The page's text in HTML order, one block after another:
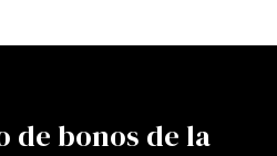
de bonos de la